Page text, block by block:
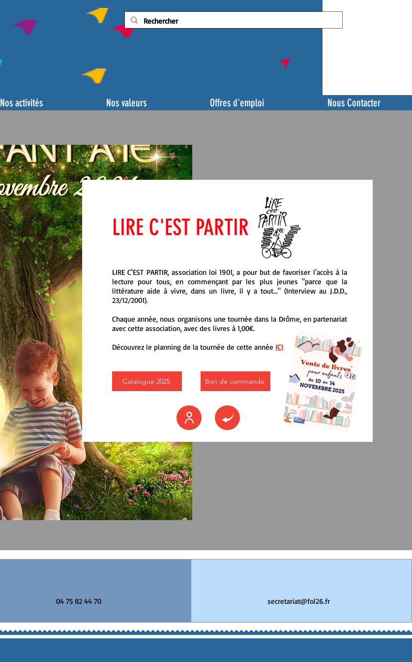
Nos activités Nos valeurs Offres d'emploi Nous Contacter
LIRE C'EST PARTIR
LIRE C'EST PARTIR, association loi 1901, a pour but de favoriser l'accès à la
lecture pour tous, en commençant par les plus jeunes "parce que la
littérature aide à vivre, dans un livre, il y a tout..." (Interview au J.D.D.,
23/12/2001).
Chaque année, nous organisons une tournée dans la Drôme, en partenariat
avec cette association, avec des livres à 1,00€.
Découvrez le planning de la tournée de cette année ICI
Catalogue 2025 Bon de commande
04 75 82 44 70 secretariat@fol26.fr